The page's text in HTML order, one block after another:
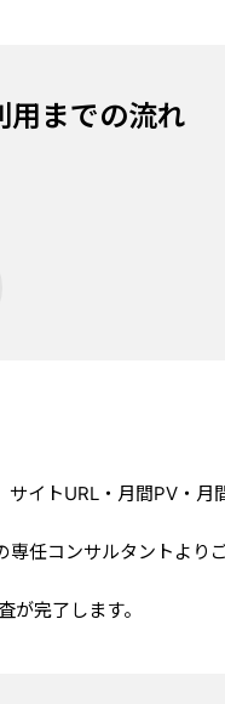
用までの流れ
サイトURL・月間PV・
専任コンサルタントより
が完了します。